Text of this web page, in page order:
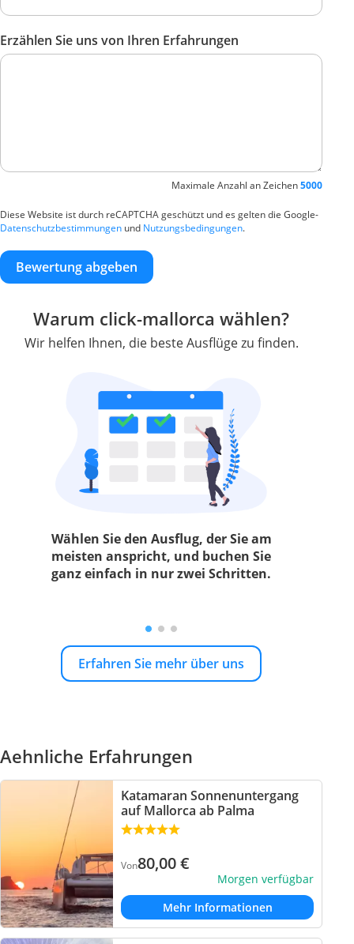
Erzählen Sie uns von Ihren Erfahrungen
Maximale Anzahl an Zeichen5000
Diese Website ist durch reCAPTCHA geschützt und es gelten die Google-
Datenschutzbestimmungen und Nutzungsbedingungen.
Bewertung abgeben
Warum click-mallorca wählen?
Wir helfen Ihnen, die beste Ausflüge zu finden.
Wählen Sie den Ausflug, der Sie am
meisten anspricht, und buchen Sie
ganz einfach in nur zwei Schritten.
Erfahren Sie mehr über uns
Aehnliche Erfahrungen
Katamaran Sonnenuntergang
auf Mallorca ab Palma
Von80,00€
Morgen verfügbar
Mehr Informationen